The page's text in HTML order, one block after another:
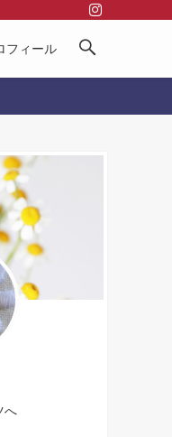
フィール
へ